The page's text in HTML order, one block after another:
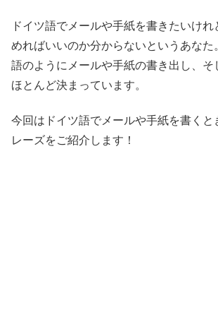
ドイツ語でメールや手紙を書きたいけ
めればいいのか分からないというあなた
語のようにメールや手紙の書き出し、そ
ほとんど決まっています。
今回はドイツ語でメールや手紙を書くと
レーズをご紹介します！